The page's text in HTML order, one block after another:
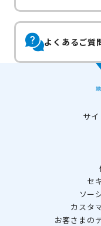
よくあるご質
サ
セ
ソー
カスタ
お客さまの